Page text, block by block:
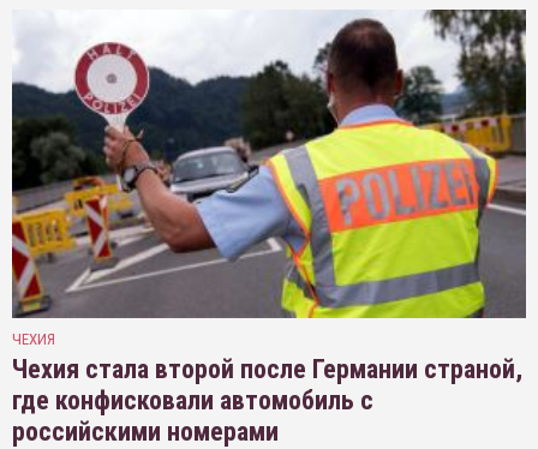
ЧЕХИЯ
Чехия стала второй после Германии страной,
где конфисковали автомобиль с
российскими номерами